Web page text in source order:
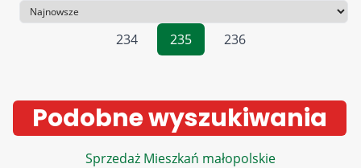
Sortowanie
234
235 236
Podobne wyszukiwania
Sprzedaż Mieszkań małopolskie